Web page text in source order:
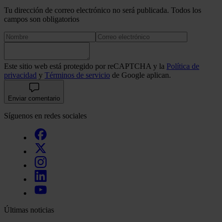
Tu dirección de correo electrónico no será publicada. Todos los
campos son obligatorios
Este sitio web está protegido por reCAPTCHA y la Política de
privacidad y Términos de servicio de Google aplican.
Enviar comentario
Síguenos en redes sociales
Últimas noticias